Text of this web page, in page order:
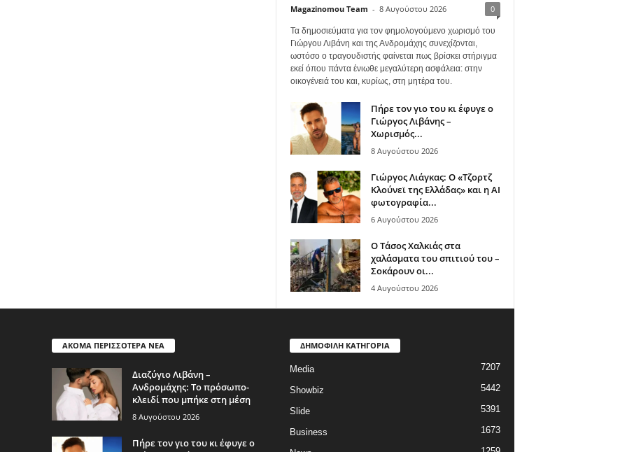
Magazinomou Team - 8 Αυγούστου 2026 0
Τα δημοσιεύματα για τον φημολογούμενο χωρισμό του
Γιώργου Λιβάνη και της Ανδρομάχης συνεχίζονται,
ωστόσο ο τραγουδιστής φαίνεται πως βρίσκει στήριγμα
εκεί όπου πάντα ένιωθε μεγαλύτερη ασφάλεια: στην
οικογένειά του και, κυρίως, στη μητέρα του.
Πήρε τον γιο του κι έφυγε ο
Γιώργος Λιβάνης –
Χωρισμός...
8 Αυγούστου 2026
Γιώργος Λιάγκας: Ο «Τζορτζ
Κλούνεϊ της Ελλάδας» και η AI
φωτογραφία...
6 Αυγούστου 2026
Ο Τάσος Χαλκιάς στα
χαλάσματα του σπιτιού του –
Σοκάρουν οι...
4 Αυγούστου 2026
ΑΚΟΜΑ ΠΕΡΙΣΣΟΤΕΡΑ ΝΕΑ
Διαζύγιο Λιβάνη –
Ανδρομάχης: Το πρόσωπο-
κλειδί που μπήκε στη μέση
8 Αυγούστου 2026
Πήρε τον γιο του κι έφυγε ο
ΔΗΜΟΦΙΛΗ ΚΑΤΗΓΟΡΙΑ
Media 7207
Showbiz 5442
Slide 5391
Business 1673